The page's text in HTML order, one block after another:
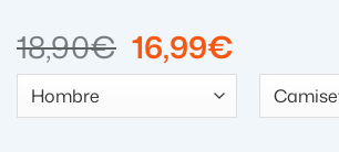
18,90€ El
precio
original
16,99€
precio
actual